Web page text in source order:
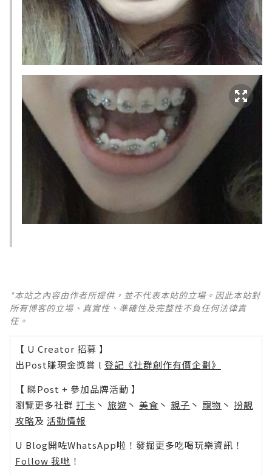
*本站之內容由作者所提供，並不代表本站的立場。因此本站對
所有博客的立場、真實性、準確性及完整性不負任何法律責
任。
【 U Creator 招募 】
出Post賺現金獎賞 l 登記《社群創作有價企劃》
【 睇Post + 參加品牌活動 】
瀏覽更多社群 打卡 丶 旅遊 丶 美食 丶 親子 丶 寵物 丶 扮靚
攻略及 活動情報
U Blog開咗WhatsApp啦！發掘更多吃喝玩樂資訊！
Follow 我哋 ！